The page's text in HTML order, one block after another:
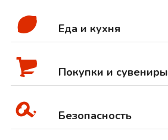
Еда и кухня
Покупки и сувениры
Безопасность